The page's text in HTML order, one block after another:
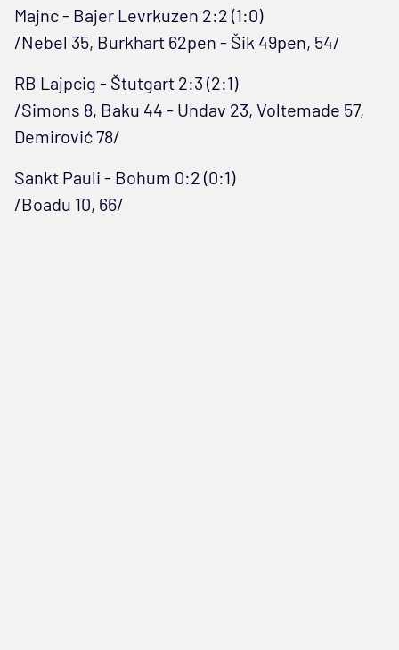
Majnc - Bajer Levrkuzen 2:2 (1:0)
/Nebel 35, Burkhart 62pen - Šik 49pen, 54/
RB Lajpcig - Štutgart 2:3 (2:1)
/Simons 8, Baku 44 - Undav 23, Voltemade 57,
Demirović 78/
Sankt Pauli - Bohum 0:2 (0:1)
/Boadu 10, 66/